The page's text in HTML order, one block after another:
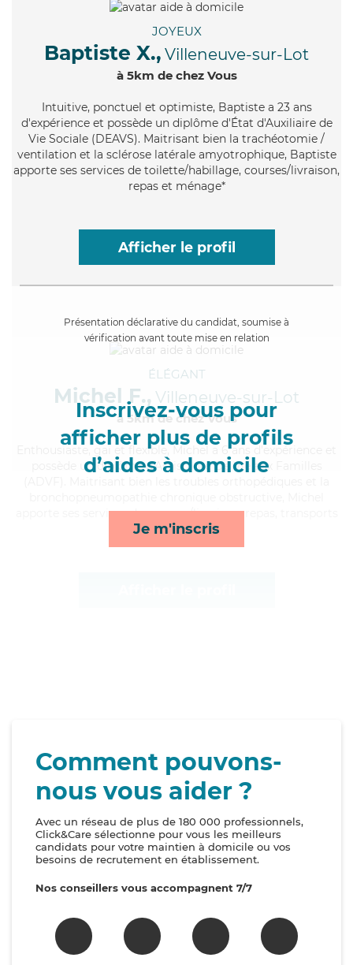
JOYEUX
Baptiste X., Villeneuve-sur-Lot
à 5km de chez Vous
Intuitive, ponctuel et optimiste, Baptiste a 23 ans
d'expérience et possède un diplôme d'État d'Auxiliaire de
Vie Sociale (DEAVS). Maitrisant bien la trachéotomie /
ventilation et la sclérose latérale amyotrophique, Baptiste
apporte ses services de toilette/habillage, courses/livraison,
repas et ménage*
Afficher le profil
Présentation déclarative du candidat, soumise à
vérification avant toute mise en relation
Inscrivez-vous pour
afficher plus de profils
d’aides à domicile
Je m'inscris
ÉLÉGANT
Michel F., Villeneuve-sur-Lot
à 5km de chez Vous
, gai et flexible, Michel a 6 ans d'expérience et
possède un diplôme d'Assistante De Vie aux Familles
apporte ses services de courses/livraison, repas, transports
et rappels*
Comment pouvons-
nous vous aider ?
Avec un réseau de plus de 180 000 professionnels,
Click&Care sélectionne pour vous les meilleurs
candidats pour votre maintien à domicile ou vos
besoins de recrutement en établissement.
Nos conseillers vous accompagnent 7/7